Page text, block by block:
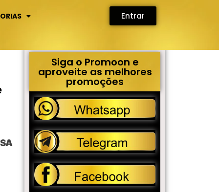
Entrar
Siga o Promoon e
aproveite as melhores
promoções